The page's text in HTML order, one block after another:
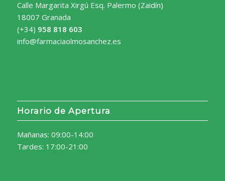
Calle Margarita Xirgú Esq. Palermo (Zaidín)
18007 Granada
(+34) 958 818 603
info@farmaciaolmosanchez.es
Horario de Apertura
Mañanas: 09:00-14:00
Tardes: 17:00-21:00